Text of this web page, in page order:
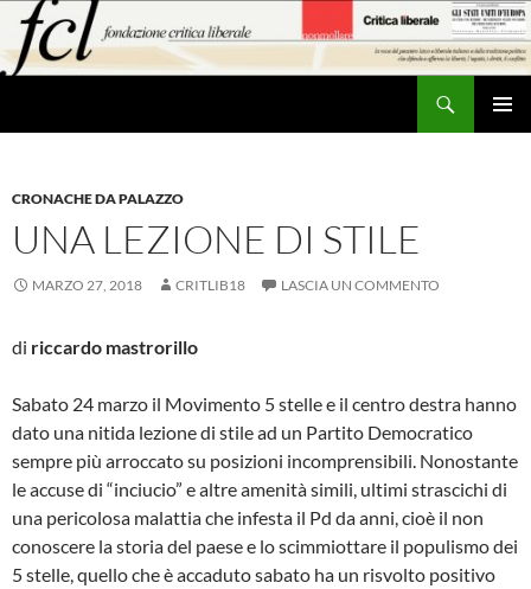
contenuto
CRONACHE DA PALAZZO
UNA LEZIONE DI STILE
MARZO 27, 2018 CRITLIB18 LASCIA UN COMMENTO
di riccardo mastrorillo
Sabato 24 marzo il Movimento 5 stelle e il centro destra hanno
dato una nitida lezione di stile ad un Partito Democratico
sempre più arroccato su posizioni incomprensibili. Nonostante
le accuse di “inciucio” e altre amenità simili, ultimi strascichi di
una pericolosa malattia che infesta il Pd da anni, cioè il non
conoscere la storia del paese e lo scimmiottare il populismo dei
5 stelle, quello che è accaduto sabato ha un risvolto positivo